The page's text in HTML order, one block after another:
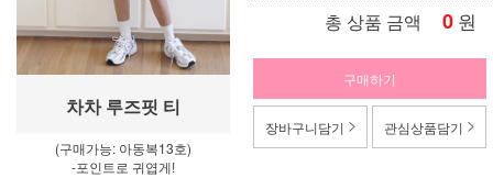
차차 루즈핏 티
(구매가능: 아동복13호)
-포인트로 귀엽게!
총 상품 금액 0 원
구매하기
장바구니담기 관심상품담기